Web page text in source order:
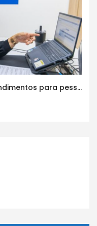
Meu SUS Digital amplia teleatendimentos para pessoas com problemas com jogos e apostas